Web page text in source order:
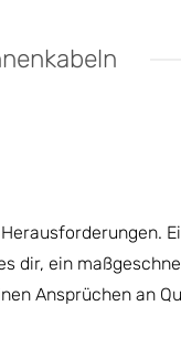
dir, ein
Ansprüchen an